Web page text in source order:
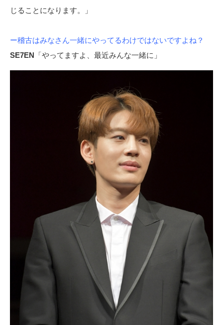
じることになります。」
ー稽古はみなさん一緒にやってるわけではないですよね？
SE7EN 「やってますよ、最近みんな一緒に」